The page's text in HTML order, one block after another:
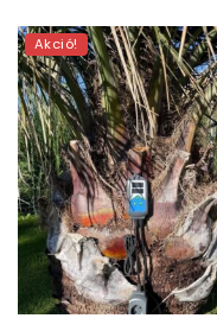
Akció!